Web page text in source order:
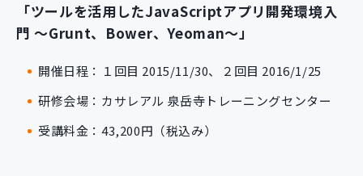
「ツールを活用したJavaScriptアプリ開発環境入
門 ～Grunt、Bower、Yeoman～」
開催日程：１回目 2015/11/30、２回目 2016/1/25
研修会場：カサレアル 泉岳寺トレーニングセンター
受講料金：43,200円（税込み）